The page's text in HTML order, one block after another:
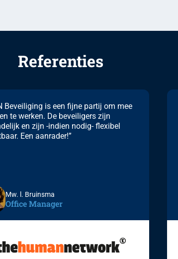
Referenties
Beveiliging is een fijne partij om mee
te werken. De beveiligers zijn
en zijn -indien nodig- flexibel
Een aanrader!”
Mw. l. Bruinsma
Office Manager